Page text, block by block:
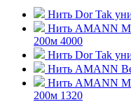
Нить Dor Tak
Нить AMANN
200м 4000
Нить Dor Tak
Нить AMANN
Нить AMANN
200м 1320